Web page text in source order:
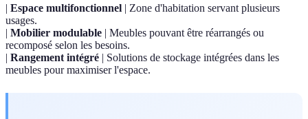
| Espace multifonctionnel | Zone d'habitation servant plusieurs
usages.
| Mobilier modulable | Meubles pouvant être réarrangés ou
recomposé selon les besoins.
| Rangement intégré | Solutions de stockage intégrées dans les
meubles pour maximiser l'espace.